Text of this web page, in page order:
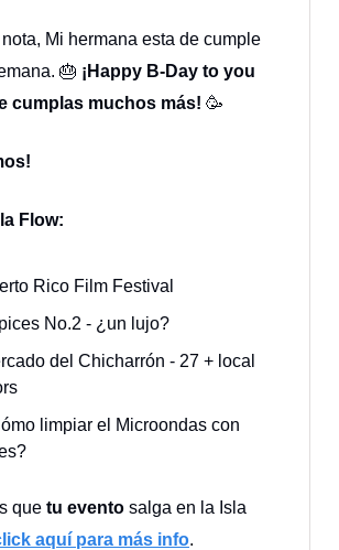
Mi hermana esta de cumple
🎂 ¡Happy B-Day to you
cumplas muchos más! 🥳
Flow:
Rico Film Festival
No.2 - ¿un lujo?
del Chicharrón - 27 + local
limpiar el Microondas con
que tu evento salga en la Isla
aquí para más info.